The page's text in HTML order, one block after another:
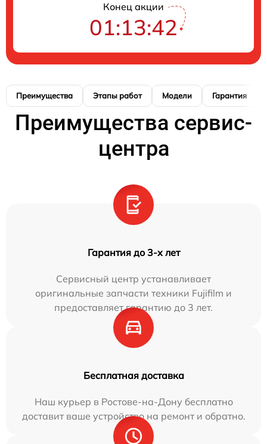
Конец акции
01:13:41
Преимущества Этапы работ Модели Гарантия
Преимущества сервис-
центра
Гарантия до 3-х лет
Сервисный центр устанавливает
оригинальные запчасти техники Fujifilm и
предоставляет гарантию до 3 лет.
Бесплатная доставка
Наш курьер в Ростове-на-Дону бесплатно
доставит ваше устройство на ремонт и обратно.